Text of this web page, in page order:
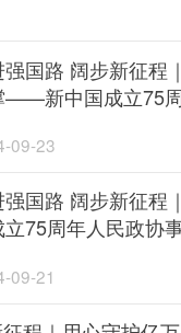
国路 阔步新征程
——新中国成立75
09-23
强国路 阔步新征
立75周年人民政协
09-21